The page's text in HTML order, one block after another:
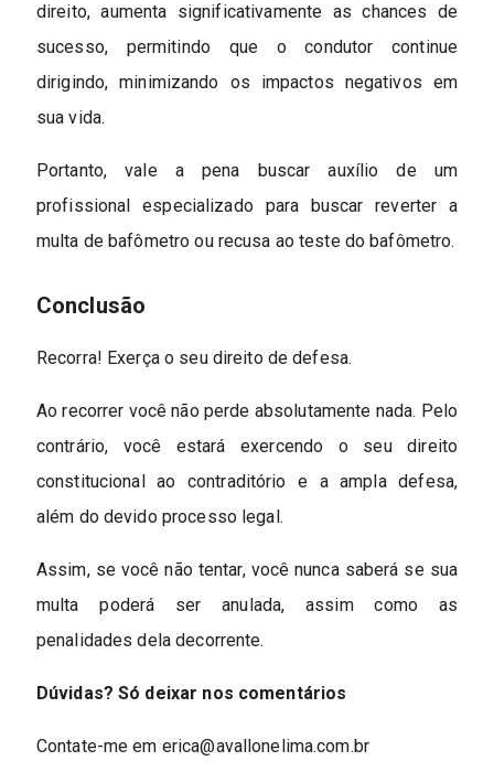
direito, aumenta significativamente as chances de
sucesso, permitindo que o condutor continue
dirigindo, minimizando os impactos negativos em
sua vida.
Portanto, vale a pena buscar auxílio de um
profissional especializado para buscar reverter a
multa de bafômetro ou recusa ao teste do bafômetro.
Conclusão
Recorra! Exerça o seu direito de defesa.
Ao recorrer você não perde absolutamente nada. Pelo
contrário, você estará exercendo o seu direito
constitucional ao contraditório e a ampla defesa,
além do devido processo legal.
Assim, se você não tentar, você nunca saberá se sua
multa poderá ser anulada, assim como as
penalidades dela decorrente.
Dúvidas? Só deixar nos comentários
Contate-me em erica@avallonelima.com.br